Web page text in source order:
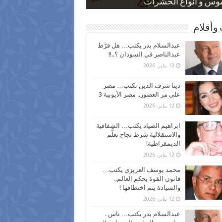
و أنواع الحشرات
بعد ارتفاع الأسعار
نسبة الطلاق في مصر
كاركاتيرية
كاركاتيرية
وأقلام
عبدالسلام بدر يكتب… هل فرَّط
عبدالناصر في السودان ؟..!!
12 يناير، 2026
دينا شرف الدين تكتب… مصر
على مر العصور.. مصر الأيوبية 3
12 يناير، 2026
ابراهيم الصياد يكتب… الشفافية
والاستقلالية شرط نجاح تعلُّم
الديمقراطية!
12 يناير، 2026
محمد يوسف العزيزي يكتب…
قانون القوة يحكم العالم..
والسيادة يتم اختطافها !
12 يناير، 2026
عبدالسلام بدر يكتب… ناس .